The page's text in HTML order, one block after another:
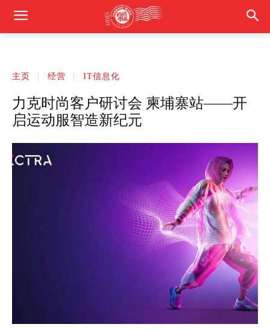
主页 经营 IT信息化
力克时尚客户研讨会 柬埔寨站——开
启运动服智造新纪元